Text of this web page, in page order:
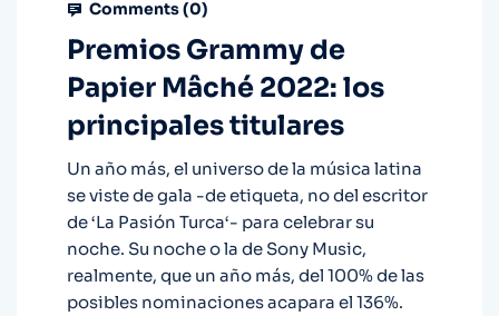
Comments (0)
Premios Grammy de
Papier Mâché 2022: los
principales titulares
Un año más, el universo de la música latina
se viste de gala -de etiqueta, no del escritor
de ‘La Pasión Turca‘- para celebrar su
noche. Su noche o la de Sony Music,
realmente, que un año más, del 100% de las
posibles nominaciones acapara el 136%.